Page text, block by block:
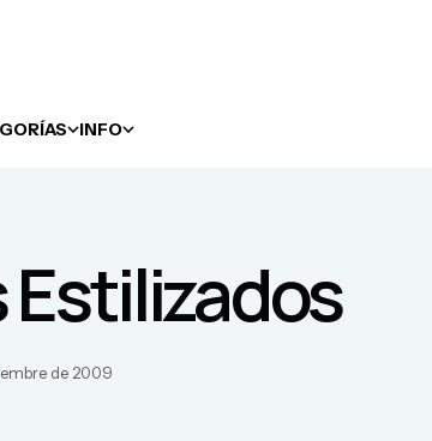
INFO
Estilizados
de 2009